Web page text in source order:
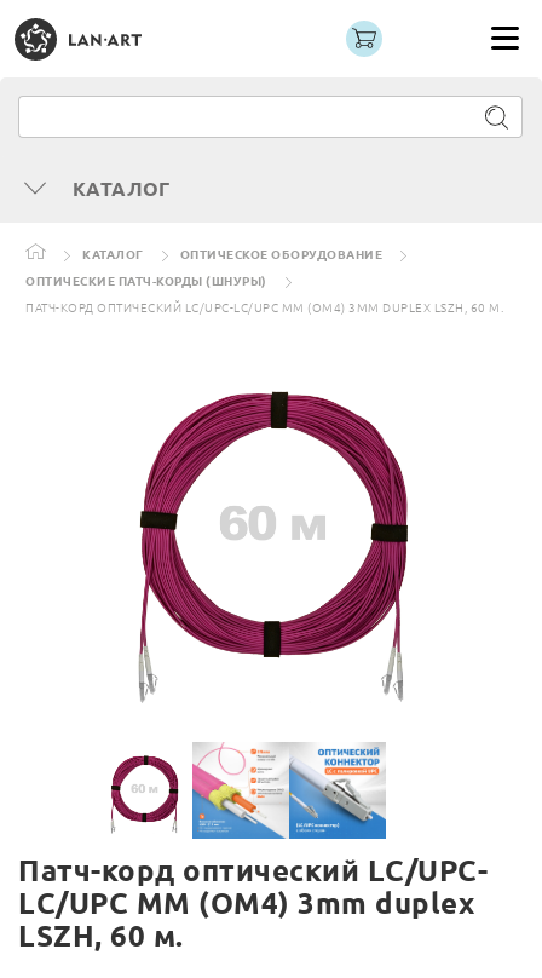
КАТАЛОГ
КАТАЛОГ
ОПТИЧЕСКОЕ ОБОРУДОВАНИЕ
ОПТИЧЕСКИЕ ПАТЧ-КОРДЫ (ШНУРЫ)
ПАТЧ-КОРД ОПТИЧЕСКИЙ LC/UPC-LC/UPC MM (OM4) 3MM DUPLEX LSZH, 60 М.
Патч-корд оптический LC/UPC-
LC/UPC MM (OM4) 3mm duplex
LSZH, 60 м.